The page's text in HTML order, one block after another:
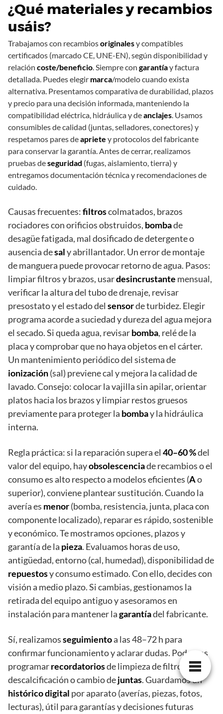
¿Qué materiales y recambios
usáis?
Trabajamos con recambiosoriginalesy compatibles
certificados (marcado CE, UNE-EN), según disponibilidad y
relación coste/beneficio. Siempre con garantíay factura
detallada. Puedes elegir marca/modelo cuando exista
alternativa. Presentamos comparativa de durabilidad, plazos
y precio para una decisión informada, manteniendo la
compatibilidad eléctrica, hidráulica y deanclajes. Usamos
consumibles de calidad (juntas, selladores, conectores) y
respetamos pares deapriete y protocolos del fabricante
para conservar la garantía. Antes de cerrar, realizamos
pruebas deseguridad (fugas, aislamiento, tierra) y
entregamos documentación técnica y recomendaciones de
cuidado.
Causas frecuentes:filtroscolmatados, brazos
rociadores con orificios obstruidos, bombade
desagüe fatigada, mal dosificado de detergente o
ausencia desaly abrillantador. Un error de montaje
de manguera puede provocar retorno de agua. Pasos:
limpiar filtros y brazos, usardesincrustante mensual,
verificar la altura del tubo de drenaje, revisar
presostato y el estado del sensorde turbidez. Elegir
programa acorde a suciedad y dureza del agua mejora
el secado. Si queda agua, revisarbomba, relé de la
placa y comprobar que no haya objetos en el cárter.
Un mantenimiento periódico del sistema de
ionización(sal) previene cal y mejora la calidad de
lavado. Consejo: colocar la vajilla sin apilar, orientar
platos hacia los brazos y limpiar restos gruesos
previamente para proteger la bombay la hidráulica
interna.
Regla práctica: si la reparación supera el 40–60 %del
valor del equipo, hayobsolescenciade recambios o el
consumo es alto respecto a modelos eficientes (Ao
superior), conviene plantear sustitución. Cuando la
avería es menor(bomba, resistencia, junta, placa con
componente localizado), reparar es rápido, sostenible
y económico. Te mostramos opciones, plazos y
garantía de la pieza. Evaluamos horas de uso,
antigüedad, entorno (cal, humedad), disponibilidad de
repuestosy consumo estimado. Con ello, decides con
visión a medio plazo. Si cambias, gestionamos la
retirada del equipo antiguo y asesoramos en
instalación para mantener lagarantíadel fabricante.
Sí, realizamosseguimientoa las 48–72 h para
confirmar funcionamiento y aclarar dudas. Podemos
programarrecordatoriosde limpieza de filtros,
descalcificación o cambio dejuntas. Guardamos un
histórico digital por aparato (averías, piezas, fotos,
lecturas), útil para garantías y decisiones futuras